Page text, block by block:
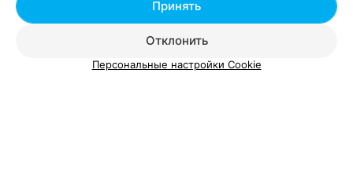
Добавить специалиста
Отклонить
Принять
Персональные настройки Cookie